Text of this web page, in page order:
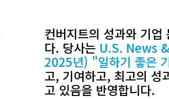
컨버지트의 성과와 기
다. 당사는 U.S. News
2025년) "일하기 좋은
고, 기여하고, 최고의 성
고 있음을 반영합니다.